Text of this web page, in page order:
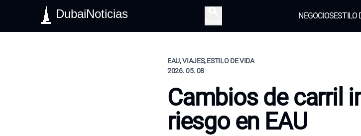
DubaiNoticias NEGOCIOSESTILO
EAU, VIAJES, ESTILO DE VIDA
2026. 05. 08
Cambios de carril
riesgo en EAU